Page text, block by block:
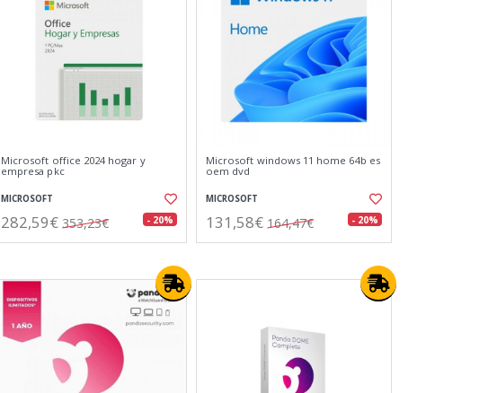
Microsoft office 2024 hogar y
empresa pkc
MICROSOFT
282,59€ 353,23€ - 20%
Microsoft windows 11 home 64b es
oem dvd
MICROSOFT
131,58€ 164,47€ - 20%